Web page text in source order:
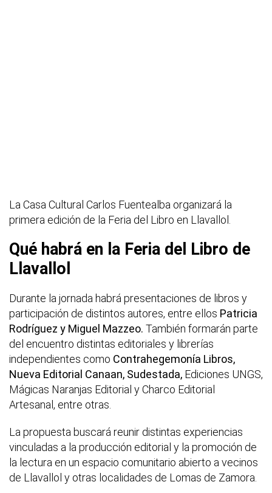
La Casa Cultural Carlos Fuentealba organizará la
primera edición de la Feria del Libro en Llavallol.
Qué habrá en la Feria del Libro de
Llavallol
Durante la jornada habrá presentaciones de libros y
participación de distintos autores, entre ellos Patricia
Rodríguez y Miguel Mazzeo. También formarán parte
del encuentro distintas editoriales y librerías
independientes como Contrahegemonía Libros,
Nueva Editorial Canaan, Sudestada, Ediciones UNGS,
Mágicas Naranjas Editorial y Charco Editorial
Artesanal, entre otras.
La propuesta buscará reunir distintas experiencias
vinculadas a la producción editorial y la promoción de
la lectura en un espacio comunitario abierto a vecinos
de Llavallol y otras localidades de Lomas de Zamora.